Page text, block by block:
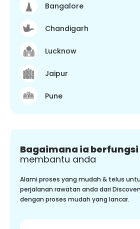
Bangalore
Chandigarh
Lucknow
Jaipur
Pune
Bagaimana ia berfungsi
membantu anda
Alami proses yang mudah & telus
perjalanan rawatan anda dari
dengan proses mudah yang lancar.